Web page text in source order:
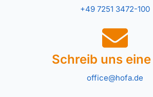
+49 7251 3472-100
Schreib uns
office@hofa.de